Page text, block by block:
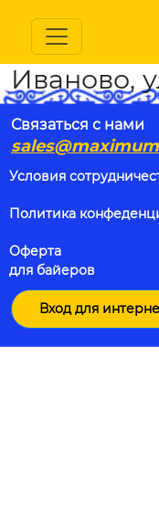
Иваново,
Связаться с нами
Условия
Политика
Оферта
для байеров
Вход для